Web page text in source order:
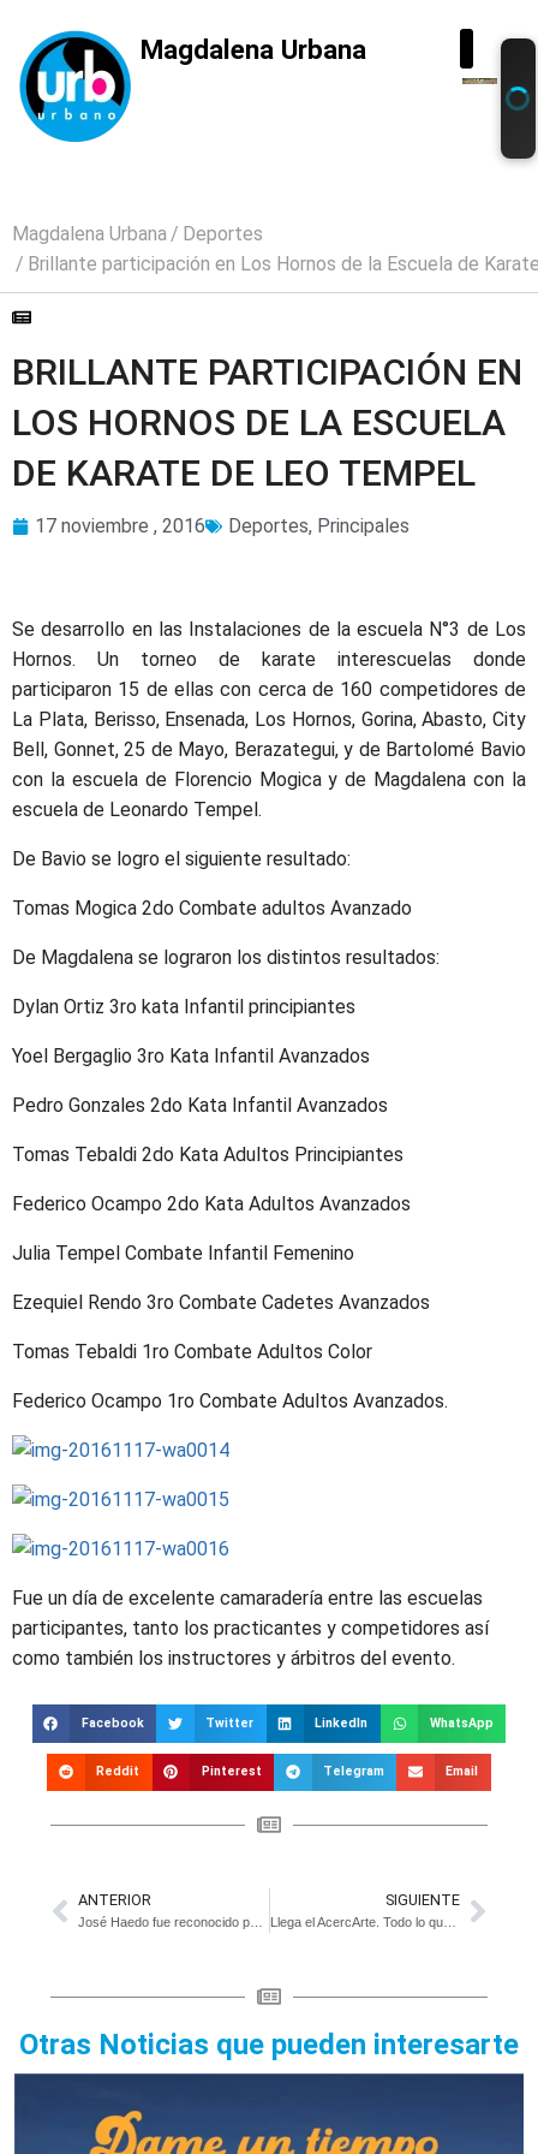
Magdalena Urbana
Magdalena Urbana
Deportes
Brillante participación en Los Hornos de la Escuela de
BRILLANTE PARTICIPACIÓN EN
LOS HORNOS DE LA ESCUELA
DE KARATE DE LEO TEMPEL
17 noviembre , 2016 Deportes, Principales
Se desarrollo en las Instalaciones de la escuela N°3 de Los
Hornos. Un torneo de karate interescuelas donde
participaron 15 de ellas con cerca de 160 competidores de
La Plata, Berisso, Ensenada, Los Hornos, Gorina, Abasto, City
Bell, Gonnet, 25 de Mayo, Berazategui, y de Bartolomé Bavio
con la escuela de Florencio Mogica y de Magdalena con la
escuela de Leonardo Tempel.
De Bavio se logro el siguiente resultado:
Tomas Mogica 2do Combate adultos Avanzado
De Magdalena se lograron los distintos resultados:
Dylan Ortiz 3ro kata Infantil principiantes
Yoel Bergaglio 3ro Kata Infantil Avanzados
Pedro Gonzales 2do Kata Infantil Avanzados
Tomas Tebaldi 2do Kata Adultos Principiantes
Federico Ocampo 2do Kata Adultos Avanzados
Julia Tempel Combate Infantil Femenino
Ezequiel Rendo 3ro Combate Cadetes Avanzados
Tomas Tebaldi 1ro Combate Adultos Color
Federico Ocampo 1ro Combate Adultos Avanzados.
Fue un día de excelente camaradería entre las escuelas
participantes, tanto los practicantes y competidores así
como también los instructores y árbitros del evento.
Facebook Twitter LinkedIn WhatsApp
Reddit Pinterest Telegram Email
ANTERIOR SIGUIENTE
Llega el AcercArte. Todo lo que hay que saber de este imperdible evento
Otras Noticias que pueden interesarte